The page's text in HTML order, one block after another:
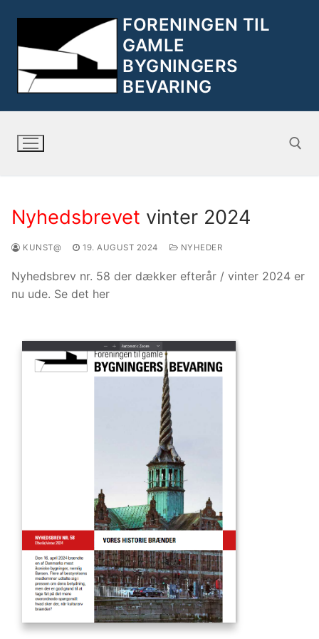
FORENINGEN TIL
GAMLE
BYGNINGERS
BEVARING
Nyhedsbrevet vinter 2024
KUNST@ 19. AUGUST 2024 NYHEDER
Nyhedsbrev nr. 58 der dækker efterår / vinter 2024 er
nu ude. Se det her